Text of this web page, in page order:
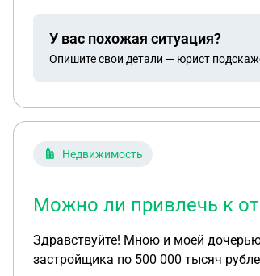
У вас похожая ситуация?
Опишите свои детали — юрист
Недвижимость
Можно ли привлечь к
Здравствуйте! Мною и моей дочерью в мае 2011 года был заключен договор долевого инвестирования строительства жилого дома. Мы
застройщика по 500 000 тысяч